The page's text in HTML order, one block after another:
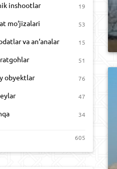
inshootlar 19
mo‘jizalari 53
va an‘analar 15
51
obyektlar 76
47
34
605